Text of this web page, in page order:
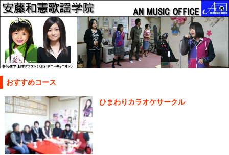
おすすめコース
ひまわりカラオケサークル